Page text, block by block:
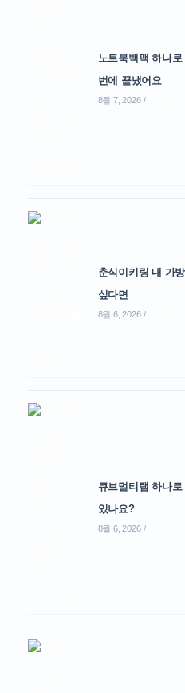
노트북백팩 하나
번에 끝냈어요
8월 7, 2026 /
춘식이키링 내 가
싶다면
8월 6, 2026 /
큐브멀티탭 하나
있나요?
8월 6, 2026 /